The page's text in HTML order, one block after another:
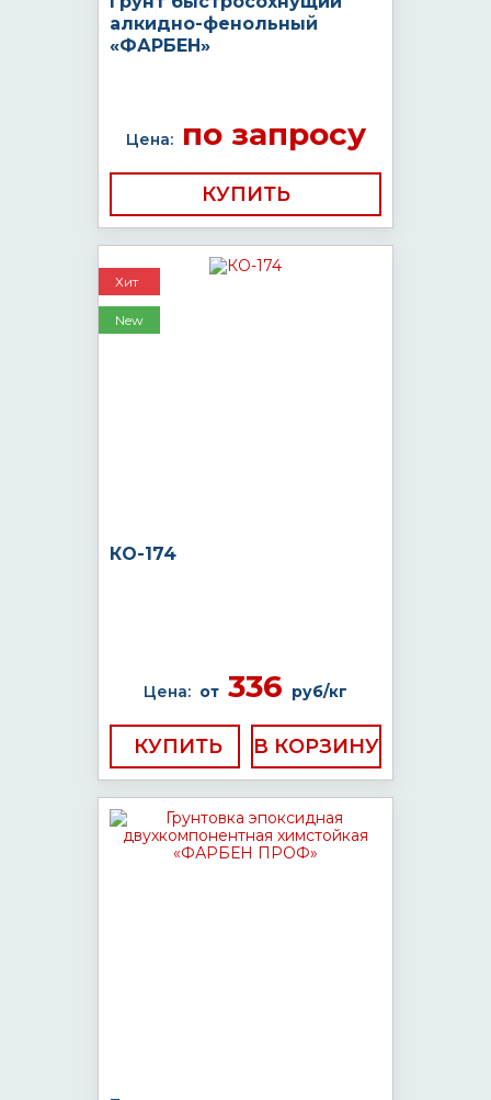
алкидно-фенольный
«ФАРБЕН»
Цена:по запросу
КУПИТЬ
Хит
New
КО-174
Цена: от 336 руб/кг
КУПИТЬ